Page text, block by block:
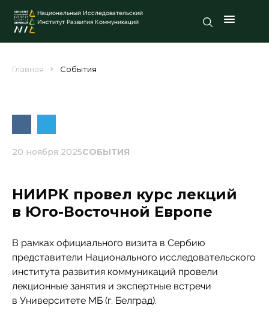
Национальный Исследовательский
Институт Развития Коммуникаций
Главная События
20 ноября 2025СОБЫТИЯ
НИИРК провел курс лекций
в Юго-Восточной Европе
В рамках официального визита в Сербию
представители Национального исследовательского
института развития коммуникаций провели
лекционные занятия и экспертные встречи
в Университете МБ (г. Белград).